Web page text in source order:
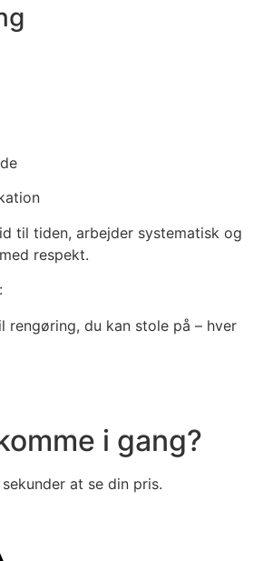
til tiden, arbejder systematisk og
respekt.
rengøring, du kan stole på – hver
i gang?
at se din pris.